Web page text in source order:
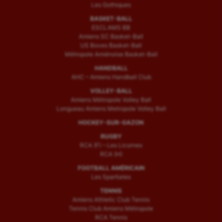
Les Gothiques
BASKET-BALL
ESCLAMS BB
Amiens SC Basket-Ball
US Boves Basket-Ball
Métropole Amiénoise Basket-Ball
HANDBALL
AHC – Amiens Handball Club
VOLLEY-BALL
Amiens Métropole Volley Ball
Longueau Amiens Metropole Volley Ball
HOCKEY-SUR-GAZON
RUGBY
RCA (F) – Les Licornes
RCA (H)
FOOTBALL AMÉRICAIN
Les Spartiates
TENNIS
Amiens Athletic Club Tennis
Tennis Club Amiens Métropole
RCA Tennis